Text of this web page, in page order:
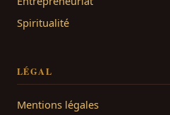
Spiritualité
LÉGAL
Mentions légales